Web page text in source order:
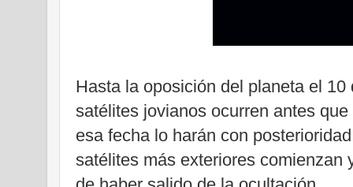
Hasta la oposición del planeta el
satélites jovianos ocurren antes
esa fecha lo harán con
satélites más exteriores comienzan